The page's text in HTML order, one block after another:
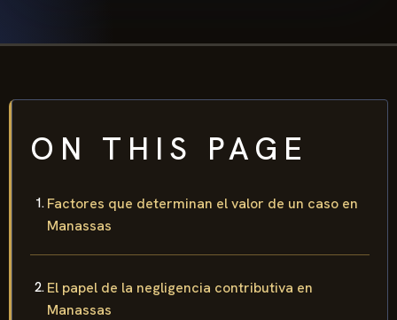
ON THIS PAGE
Factores que determinan el valor de un caso en
Manassas
El papel de la negligencia contributiva en
Manassas